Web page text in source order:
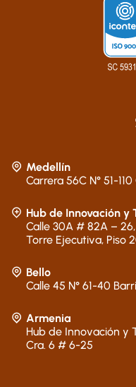
Medellín
Carrera 56C N° 51-
Hub de Innovación y
Calle 30A # 82A – 26,
Torre Ejecutiva, Piso
Bello
Calle 45 N° 61-40
Armenia
Hub de Innovación y
Cra. 6 # 6-25